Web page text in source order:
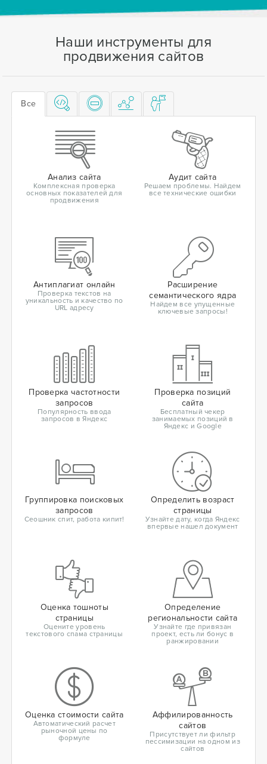
Наши инструменты для
продвижения сайтов
Все
Анализ сайта
Комплексная проверка
основных показателей для
продвижения
Аудит сайта
Решаем проблемы. Найдем
все технические ошибки
Антиплагиат онлайн
Проверка текстов на
уникальность и качество по
URL адресу
Расширение
семантического ядра
Найдем все упущенные
ключевые запросы!
Проверка частотности
запросов
Популярность ввода
запросов в Яндекс
Проверка позиций
сайта
Бесплатный чекер
занимаемых позиций в
Яндекс и Google
Группировка поисковых
запросов
Сеошник спит, работа кипит!
Определить возраст
страницы
Узнайте дату, когда Яндекс
впервые нашел документ
Оценка тошноты
страницы
Оцените уровень
текстового спама страницы
Определение
региональности сайта
Узнайте где привязан
проект, есть ли бонус в
ранжировании
Оценка стоимости сайта
Автоматический расчет
рыночной цены по
формуле
Аффилированность
сайтов
Присутствует ли фильтр
пессимизации на одном из
сайтов